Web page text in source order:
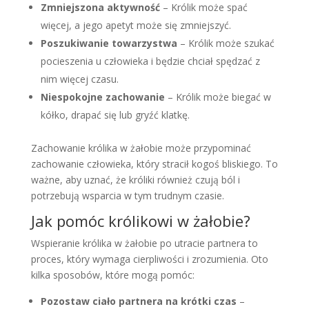
Zmniejszona aktywność– Królik może spać
więcej, a jego apetyt może się zmniejszyć.
Poszukiwanie towarzystwa – Królik może szukać
pocieszenia u człowieka i będzie chciał spędzać z
nim więcej czasu.
Niespokojne zachowanie – Królik może biegać w
kółko, drapać się lub gryźć klatkę.
Zachowanie królika w żałobie może przypominać
zachowanie człowieka, który stracił kogoś bliskiego. To
ważne, aby uznać, że króliki również czują ból i
potrzebują wsparcia w tym trudnym czasie.
Jak pomóc królikowi w żałobie?
Wspieranie królika w żałobie po utracie partnera to
proces, który wymaga cierpliwości i zrozumienia. Oto
kilka sposobów, które mogą pomóc:
Pozostaw ciało partnera na krótki czas –